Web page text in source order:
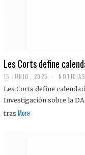
Les Corts define
15 JUNIO, 2025 NOTICIAS
Les Corts define
Investigación sobre la
tras More